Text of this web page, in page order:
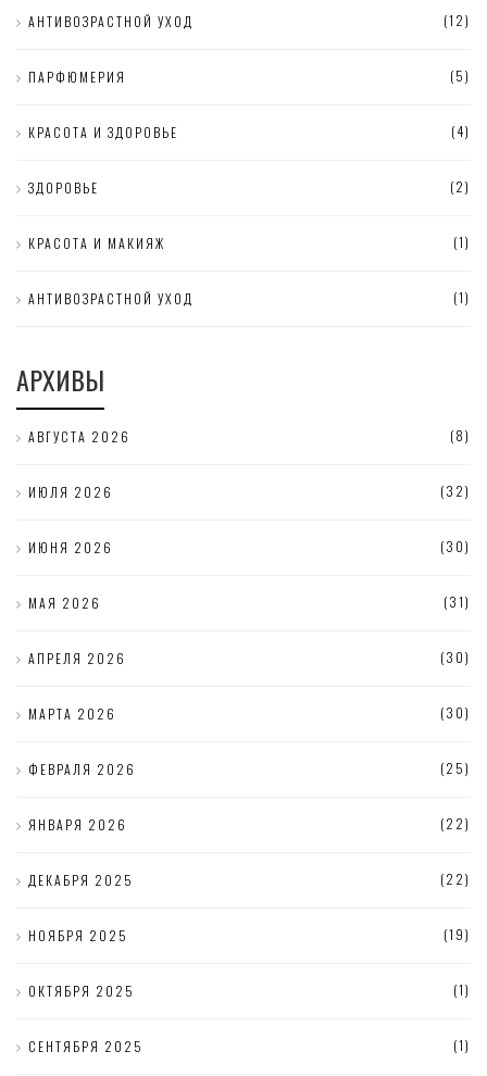
АНТИВОЗРАСТНОЙ УХОД (12)
ПАРФЮМЕРИЯ (5)
КРАСОТА И ЗДОРОВЬЕ (4)
ЗДОРОВЬЕ (2)
КРАСОТА И МАКИЯЖ (1)
АНТИВОЗРАСТНОЙ УХОД (1)
АРХИВЫ
АВГУСТА 2026 (8)
ИЮЛЯ 2026 (32)
ИЮНЯ 2026 (30)
МАЯ 2026 (31)
АПРЕЛЯ 2026 (30)
МАРТА 2026 (30)
ФЕВРАЛЯ 2026 (25)
ЯНВАРЯ 2026 (22)
ДЕКАБРЯ 2025 (22)
НОЯБРЯ 2025 (19)
ОКТЯБРЯ 2025 (1)
СЕНТЯБРЯ 2025 (1)